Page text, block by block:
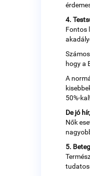
4.
Fontos
hogy a
A
50%-kal!
De jó
Nők
5.